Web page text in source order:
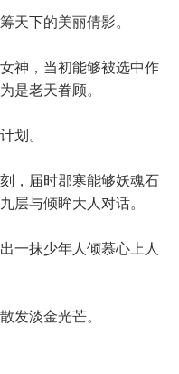
天下的美丽倩影。
神，当初能够被选中作
是老天眷顾。
划。
，届时郡寒能够妖魂石
层与倾眸大人对话。
一抹少年人倾慕心上人
发淡金光芒。